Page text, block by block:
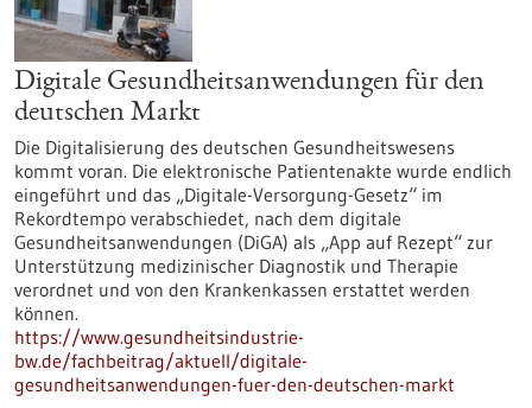
Digitale Gesundheitsanwendungen für den
deutschen Markt
Die Digitalisierung des deutschen Gesundheitswesens
kommt voran. Die elektronische Patientenakte wurde endlich
eingeführt und das „Digitale-Versorgung-Gesetz“ im
Rekordtempo verabschiedet, nach dem digitale
Gesundheitsanwendungen (DiGA) als „App auf Rezept“ zur
Unterstützung medizinischer Diagnostik und Therapie
verordnet und von den Krankenkassen erstattet werden
können.
https://www.gesundheitsindustrie-
bw.de/fachbeitrag/aktuell/digitale-
gesundheitsanwendungen-fuer-den-deutschen-markt